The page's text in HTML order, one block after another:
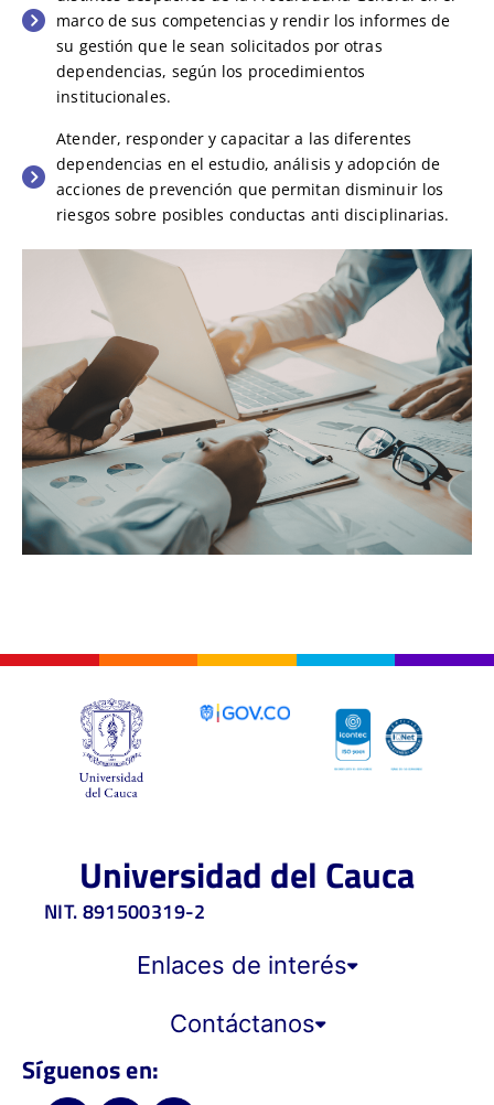
marco de sus competencias y rendir los informes de
su gestión que le sean solicitados por otras
dependencias, según los procedimientos
institucionales.
Atender, responder y capacitar a las diferentes
dependencias en el estudio, análisis y adopción de
acciones de prevención que permitan disminuir los
riesgos sobre posibles conductas anti disciplinarias.
Universidad del Cauca
NIT. 891500319-2
Enlaces de interés
Contáctanos
Síguenos en: